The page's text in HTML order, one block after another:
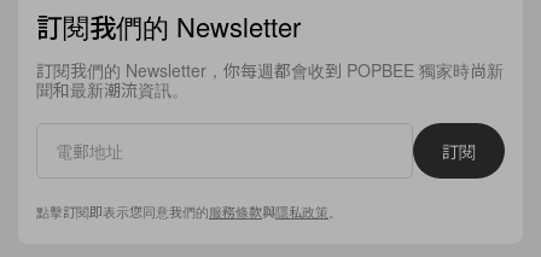
訂閱我們的 Newsletter
訂閱我們的 Newsletter，你每週都會收到 POPBEE 獨家時尚新
聞和最新潮流資訊。
訂閱
點擊訂閱即表示您同意我們的服務條款與隱私政策